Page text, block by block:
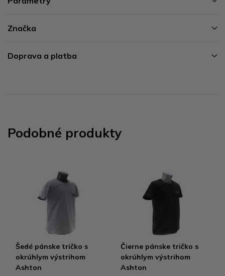
Značka
Doprava a platba
Podobné produkty
Šedé pánske tričko s
okrúhlym výstrihom
Ashton
Čierne pánske tričko s
okrúhlym výstrihom
Ashton